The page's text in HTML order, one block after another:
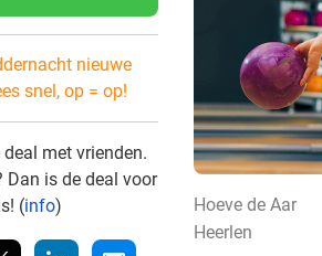
nieuwe
snel, op = op!
deal met vrienden.
Dan is de deal voor
(info) Hoeve de Aar
Heerlen